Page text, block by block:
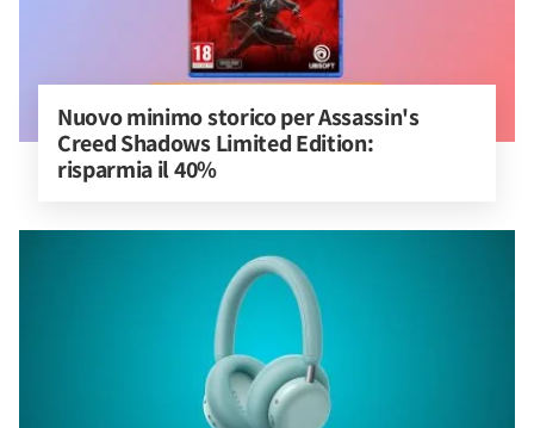
Nuovo minimo storico per Assassin's
Creed Shadows Limited Edition:
risparmia il 40%